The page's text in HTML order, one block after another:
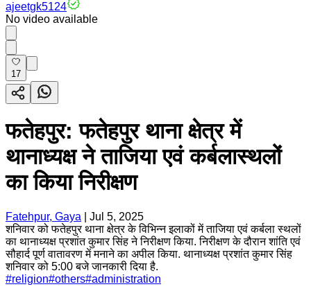
ajeetgk5124
No video available
17
फतेहपुर: फतेहपुर थाना क्षेत्र में
थानाध्यक्ष ने ताजिया एवं कर्बलास्थलों
का किया निरीक्षण
Fatehpur, Gaya
Jul 5, 2025
शनिवार को फतेहपुर थाना क्षेत्र के विभिन्न इलाकों में ताजिया एवं कर्बला स्थलों
का थानाध्यक्ष प्रशांत कुमार सिंह ने निरीक्षण किया. निरीक्षण के दौरान शांति एवं
सौहार्द पूर्ण वातावरण में मनाने का अपील किया. थानाध्यक्ष प्रशांत कुमार सिंह
शनिवार को 5:00 बजे जानकारी दिया है.
#religion#others#administration